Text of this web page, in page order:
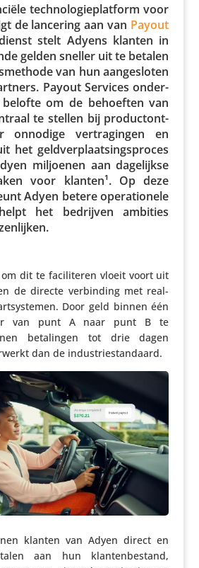
tech­no­lo­gie­plat­form voor
de lancering aan van Payout
stelt Adyens klanten in
gelden sneller uit te betalen
van hun aange­sloten
Payout Services onder­
om de behoeften van
te stellen bij product­ont­
onnodige vertra­gingen en
het geld­ver­plaat­sings­proces
miljoenen aan dage­lijkse
voor klanten¹. Op deze
Adyen betere opera­ti­o­nele
het bedrijven ambities
om dit te faci­li­teren vloeit voort uit
de directe verbin­ding met real-
Door geld binnen één
van punt A naar punt B te
beta­lingen tot drie dagen
dan de industriestandaard.
klanten van Adyen direct en
aan hun klan­ten­be­stand,